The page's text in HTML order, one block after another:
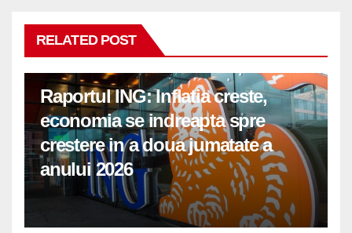
RELATED POST
Raportul ING: Inflatia creste,
economia se indreapta spre
crestere in a doua jumatate a
anului 2026